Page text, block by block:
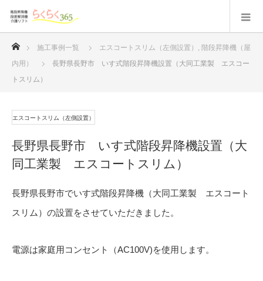
ホーム
施工事例一覧 エスコートスリム（左側設置） , 階段昇降機（屋
内用）
長野県長野市 いす式階段昇降機設置（大同工業製 エスコー
トスリム）
エスコートスリム（左側設置）
長野県長野市 いす式階段昇降機設置（大
同工業製 エスコートスリム）
長野県長野市でいす式階段昇降機（大同工業製 エスコート
スリム）の設置をさせていただきました。
電源は家庭用コンセント（AC100V)を使用します。